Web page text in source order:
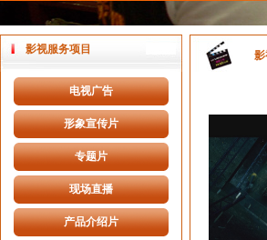
影视服务项目
电视广告
形象宣传片
专题片
现场直播
产品介绍片
影